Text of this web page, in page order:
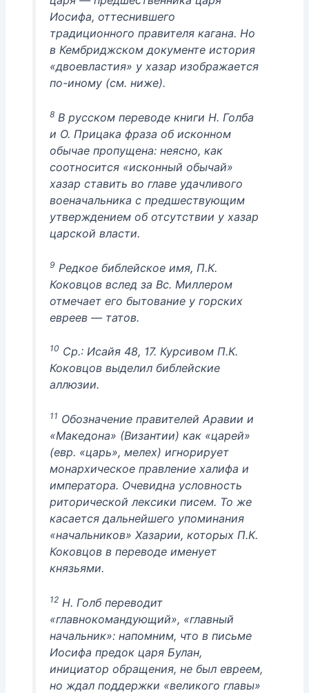
Иосифа, оттеснившего
традиционного правителя кагана. Но
в Кембриджском документе история
«двоевластия» у хазар изображается
по-иному (см. ниже).
8В русском переводе книги Н. Голба
и О. Прицака фраза об исконном
обычае пропущена: неясно, как
соотносится «исконный обычай»
хазар ставить во главе удачливого
военачальника с предшествующим
утверждением об отсутствии у хазар
царской власти.
9 Редкое библейское имя, П.К.
Коковцов вслед за Вс. Миллером
отмечает его бытование у горских
евреев — татов.
10 Ср.: Исайя 48, 17. Курсивом П.К.
Коковцов выделил библейские
аллюзии.
11 Обозначение правителей Аравии и
«Македона» (Византии) как «царей»
(евр. «царь», мелех) игнорирует
монархическое правление халифа и
императора. Очевидна условность
риторической лексики писем. То же
касается дальнейшего упоминания
«начальников» Хазарии, которых П.К.
Коковцов в переводе именует
князьями.
12Н. Голб переводит
«главнокомандующий», «главный
начальник»: напомним, что в письме
Иосифа предок царя Булан,
инициатор обращения, не был евреем,
но ждал поддержки «великого главы»